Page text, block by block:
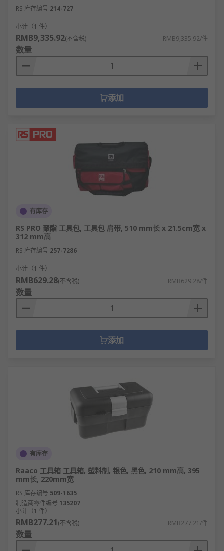
RS 库存编号 214-727
小计（1 件）
RMB9,335.92(不含税) RMB9,335.92/件
数量
添加
有库存
RS PRO 聚酯 工具包, 工具包 肩带, 510 mm长 x 21.5cm宽 x
312 mm高
RS 库存编号 257-7286
小计（1 件）
RMB629.28(不含税) RMB629.28/件
数量
添加
有库存
Raaco 工具箱 工具箱, 塑料制, 银色, 黑色, 210 mm高, 395
mm长, 220mm宽
RS 库存编号 509-1635
制造商零件编号 135207
小计（1 件）
RMB277.21(不含税) RMB277.21/件
数量